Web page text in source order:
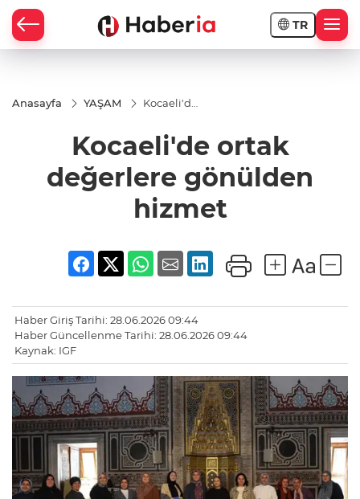
TR
Anasayfa YAŞAM
Kocaeli'de
gönülden
hizmet
Kocaeli'de ortak
değerlere gönülden
hizmet
Haber Giriş Tarihi: 28.06.2026 09:44
Haber Güncellenme Tarihi: 28.06.2026 09:44
Kaynak: IGF